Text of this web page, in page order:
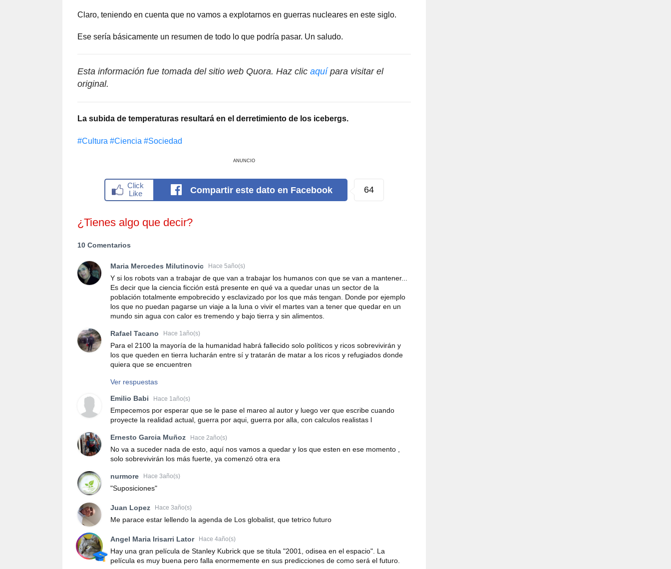
Claro, teniendo en cuenta que no vamos a explotarnos en guerras nucleares en este siglo.
Ese sería básicamente un resumen de todo lo que podría pasar. Un saludo.
Esta información fue tomada del sitio web Quora. Haz clic aquípara visitar el
original.
La subida de temperaturas resultará en el derretimiento de los icebergs.
#Cultura #Сiencia #Sociedad
ANUNCIO
Compartir este dato en Facebook 64
¿Tienes algo que decir?
10 Comentarios
Maria Mercedes Milutinovic Hace 5año(s)
Y si los robots van a trabajar de que van a trabajar los humanos con que se van a mantener...
Es decir que la ciencia ficción está presente en qué va a quedar unas un sector de la
población totalmente empobrecido y esclavizado por los que más tengan. Donde por ejemplo
los que no puedan pagarse un viaje a la luna o vivir el martes van a tener que quedar en un
mundo sin agua con calor es tremendo y bajo tierra y sin alimentos.
Rafael Tacano Hace 1año(s)
Para el 2100 la mayoría de la humanidad habrá fallecido solo políticos y ricos sobrevivirán y
los que queden en tierra lucharán entre sí y tratarán de matar a los ricos y refugiados donde
quiera que se encuentren
Ver respuestas
Emilio Babi Hace 1año(s)
Empecemos por esperar que se le pase el mareo al autor y luego ver que escribe cuando
proyecte la realidad actual, guerra por aqui, guerra por alla, con calculos realistas l
Ernesto Garcia Muñoz Hace 2año(s)
No va a suceder nada de esto, aquí nos vamos a quedar y los que esten en ese momento ,
solo sobrevivirán los más fuerte, ya comenzó otra era
nurmore Hace 3año(s)
"Suposiciones"
Juan Lopez Hace 3año(s)
Me parace estar lellendo la agenda de Los globalist, que tetrico futuro
Angel Maria Irisarri Lator Hace 4año(s)
Hay una gran película de Stanley Kubrick que se titula "2001, odisea en el espacio". La
película es muy buena pero falla enormemente en sus predicciones de como será el futuro.